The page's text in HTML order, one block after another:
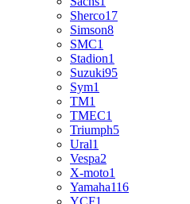
Sherco17
Simson8
SMC1
Stadion1
Suzuki95
Sym1
TM1
TMEC1
Triumph5
Ural1
Vespa2
X-moto1
Yamaha116